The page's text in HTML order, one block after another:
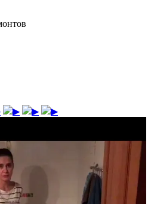
▶ ▶ ▶